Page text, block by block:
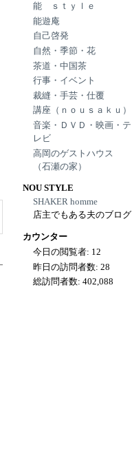
能 ｓｔｙｌｅ
能遊庵
自己啓発
自然・季節・花
茶道・中国茶
行事・イベント
裁縫・手芸・仕覆
講座（ｎｏｕｓａｋｕ）
音楽・ＤＶＤ・映画・テ
レビ
高岡のゲストハウス
（石瀬の家）
NOU STYLE
SHAKER homme
店主でもある夫のブログ
カウンター
今日の閲覧者: 12
昨日の訪問者数:28
総訪問者数:402,088